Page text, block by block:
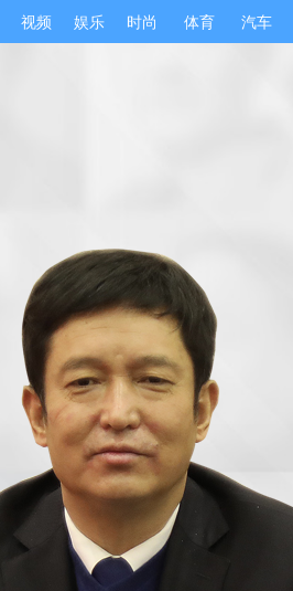
视频 娱乐 时尚 体育 汽车